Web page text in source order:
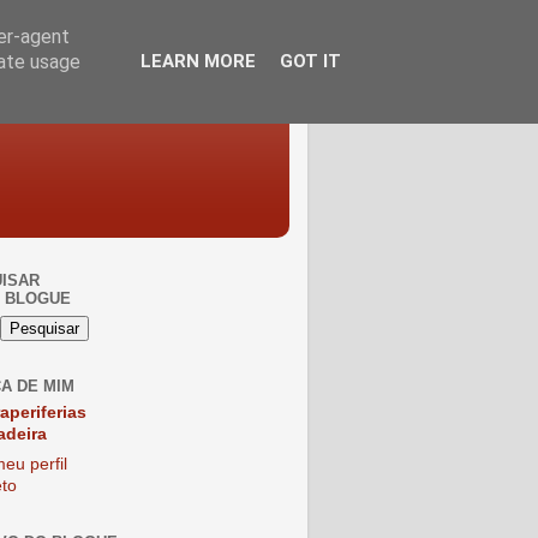
BLOGUE
DE MIM
perfil
agent
usage
LEARN MORE GOT IT